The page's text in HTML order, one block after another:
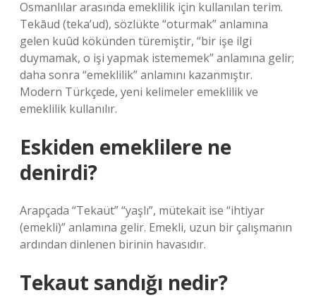
Osmanlılar arasında emeklilik için kullanılan terim.
Tekāud (teka’ud), sözlükte “oturmak” anlamına
gelen kuûd kökünden türemiştir, “bir işe ilgi
duymamak, o işi yapmak istememek” anlamına gelir;
daha sonra “emeklilik” anlamını kazanmıştır.
Modern Türkçede, yeni kelimeler emeklilik ve
emeklilik kullanılır.
Eskiden emeklilere ne
denirdi?
Arapçada “Tekaüt” “yaşlı”, mütekait ise “ihtiyar
(emekli)” anlamına gelir. Emekli, uzun bir çalışmanın
ardından dinlenen birinin havasıdır.
Tekaut sandığı nedir?